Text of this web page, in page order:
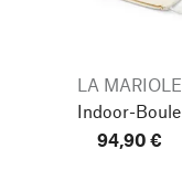
LA MARIOLE
Indoor-Boule
94,90 €